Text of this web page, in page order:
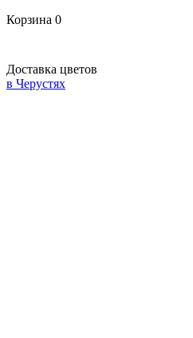
Корзина 0
Доставка цветов
в Черустях